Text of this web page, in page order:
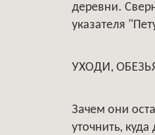
деревни.
указателя
УХОДИ,
Зачем они
уточнить,